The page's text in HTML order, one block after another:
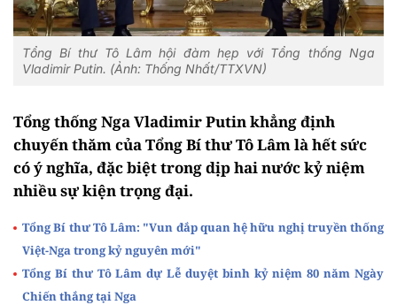
Tổng Bí thư Tô Lâm hội đàm hẹp với Tổng thống Nga
Vladimir Putin. (Ảnh: Thống Nhất/TTXVN)
Tổng thống Nga Vladimir Putin khẳng định
chuyến thăm của Tổng Bí thư Tô Lâm là hết sức
có ý nghĩa, đặc biệt trong dịp hai nước kỷ niệm
nhiều sự kiện trọng đại.
Tổng Bí thư Tô Lâm: "Vun đắp quan hệ hữu nghị truyền thống
Việt-Nga trong kỷ nguyên mới"
Tổng Bí thư Tô Lâm dự Lễ duyệt binh kỷ niệm 80 năm Ngày
Chiến thắng tại Nga